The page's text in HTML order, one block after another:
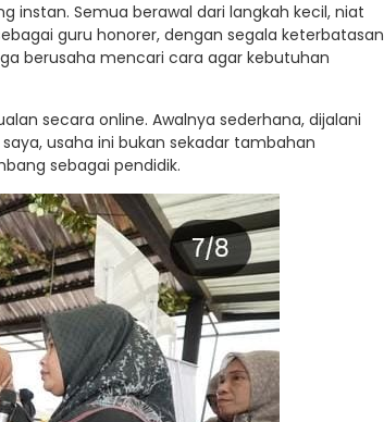
instan. Semua berawal dari langkah kecil, niat
guru honorer, dengan segala keterbatasan
berusaha mencari cara agar kebutuhan
secara online. Awalnya sederhana, dijalani
usaha ini bukan sekadar tambahan
sebagai pendidik.